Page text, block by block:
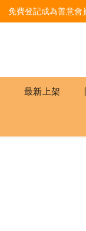
免費登記成為善意會
最新上架